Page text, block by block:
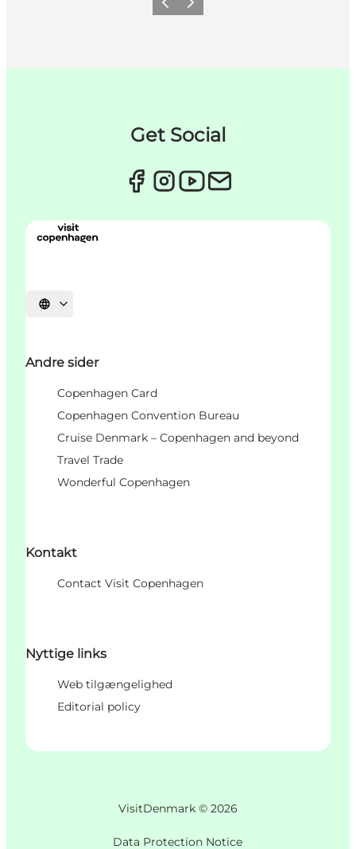
Previous
Next
Get Social
Select language
Andre sider
Copenhagen Card
Copenhagen Convention Bureau
Cruise Denmark – Copenhagen and beyond
Travel Trade
Wonderful Copenhagen
Kontakt
Contact Visit Copenhagen
Nyttige links
Web tilgængelighed
Editorial policy
VisitDenmark © 2026
Data Protection Notice